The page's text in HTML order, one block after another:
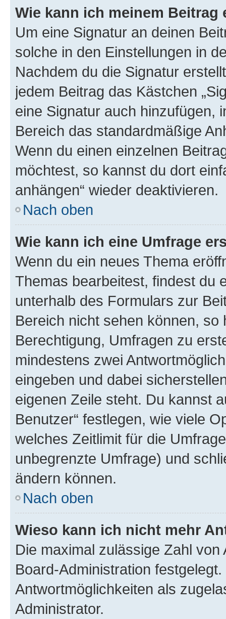
Wie kann ich meinem
Um eine Signatur an deinen
solche in den Einstellungen in
Nachdem du die Signatur
jedem Beitrag das Kästchen
eine Signatur auch hinzufügen,
Bereich das standardmäßige
Wenn du einen einzelnen
möchtest, so kannst du dort
anhängen“ wieder deaktivieren.
Nach oben
Wie kann ich eine Umfrage
Wenn du ein neues Thema
Themas bearbeitest, findest du
unterhalb des Formulars zur
Bereich nicht sehen können,
Berechtigung, Umfragen zu
mindestens zwei
eingeben und dabei
eigenen Zeile steht. Du kannst
Benutzer“ festlegen, wie viele
welches Zeitlimit für die
unbegrenzte Umfrage) und
ändern können.
Nach oben
Wieso kann ich nicht mehr
Die maximal zulässige Zahl
Board-Administration
Antwortmöglichkeiten als
Administrator.